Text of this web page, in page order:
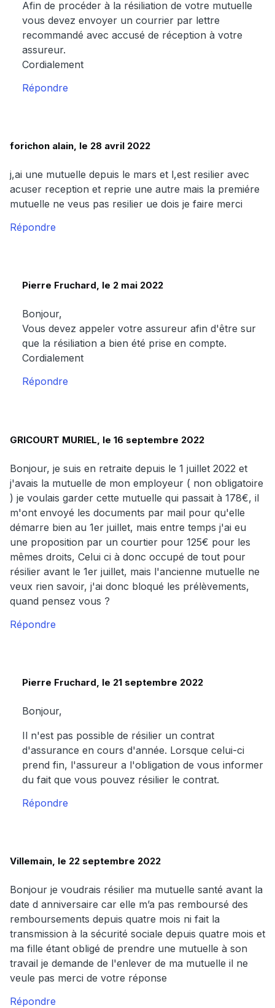
Afin de procéder à la résiliation de votre mutuelle
vous devez envoyer un courrier par lettre
recommandé avec accusé de réception à votre
assureur.
Cordialement
Répondre
forichon alain, le 28 avril 2022
j,ai une mutuelle depuis le mars et l,est resilier avec
acuser reception et reprie une autre mais la premiére
mutuelle ne veus pas resilier ue dois je faire merci
Répondre
Pierre Fruchard, le 2 mai 2022
Bonjour,
Vous devez appeler votre assureur afin d'être sur
que la résiliation a bien été prise en compte.
Cordialement
Répondre
GRICOURT MURIEL, le 16 septembre 2022
Bonjour, je suis en retraite depuis le 1 juillet 2022 et
j'avais la mutuelle de mon employeur ( non obligatoire
) je voulais garder cette mutuelle qui passait à 178€, il
m'ont envoyé les documents par mail pour qu'elle
démarre bien au 1er juillet, mais entre temps j'ai eu
une proposition par un courtier pour 125€ pour les
mêmes droits, Celui ci à donc occupé de tout pour
résilier avant le 1er juillet, mais l'ancienne mutuelle ne
veux rien savoir, j'ai donc bloqué les prélèvements,
quand pensez vous ?
Répondre
Pierre Fruchard, le 21 septembre 2022
Bonjour,
Il n'est pas possible de résilier un contrat
d'assurance en cours d'année. Lorsque celui-ci
prend fin, l'assureur a l'obligation de vous informer
du fait que vous pouvez résilier le contrat.
Répondre
Villemain, le 22 septembre 2022
Bonjour je voudrais résilier ma mutuelle santé avant la
date d anniversaire car elle m’a pas remboursé des
remboursements depuis quatre mois ni fait la
transmission à la sécurité sociale depuis quatre mois et
ma fille étant obligé de prendre une mutuelle à son
travail je demande de l'enlever de ma mutuelle il ne
veule pas merci de votre réponse
Répondre